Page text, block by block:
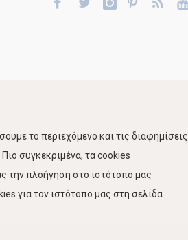
το περιεχόμενο και τις διαφημίσεις.
συγκεκριμένα, τα cookies
την πλοήγηση στο ιστότοπο μας
για τον ιστότοπο μας στη σελίδα